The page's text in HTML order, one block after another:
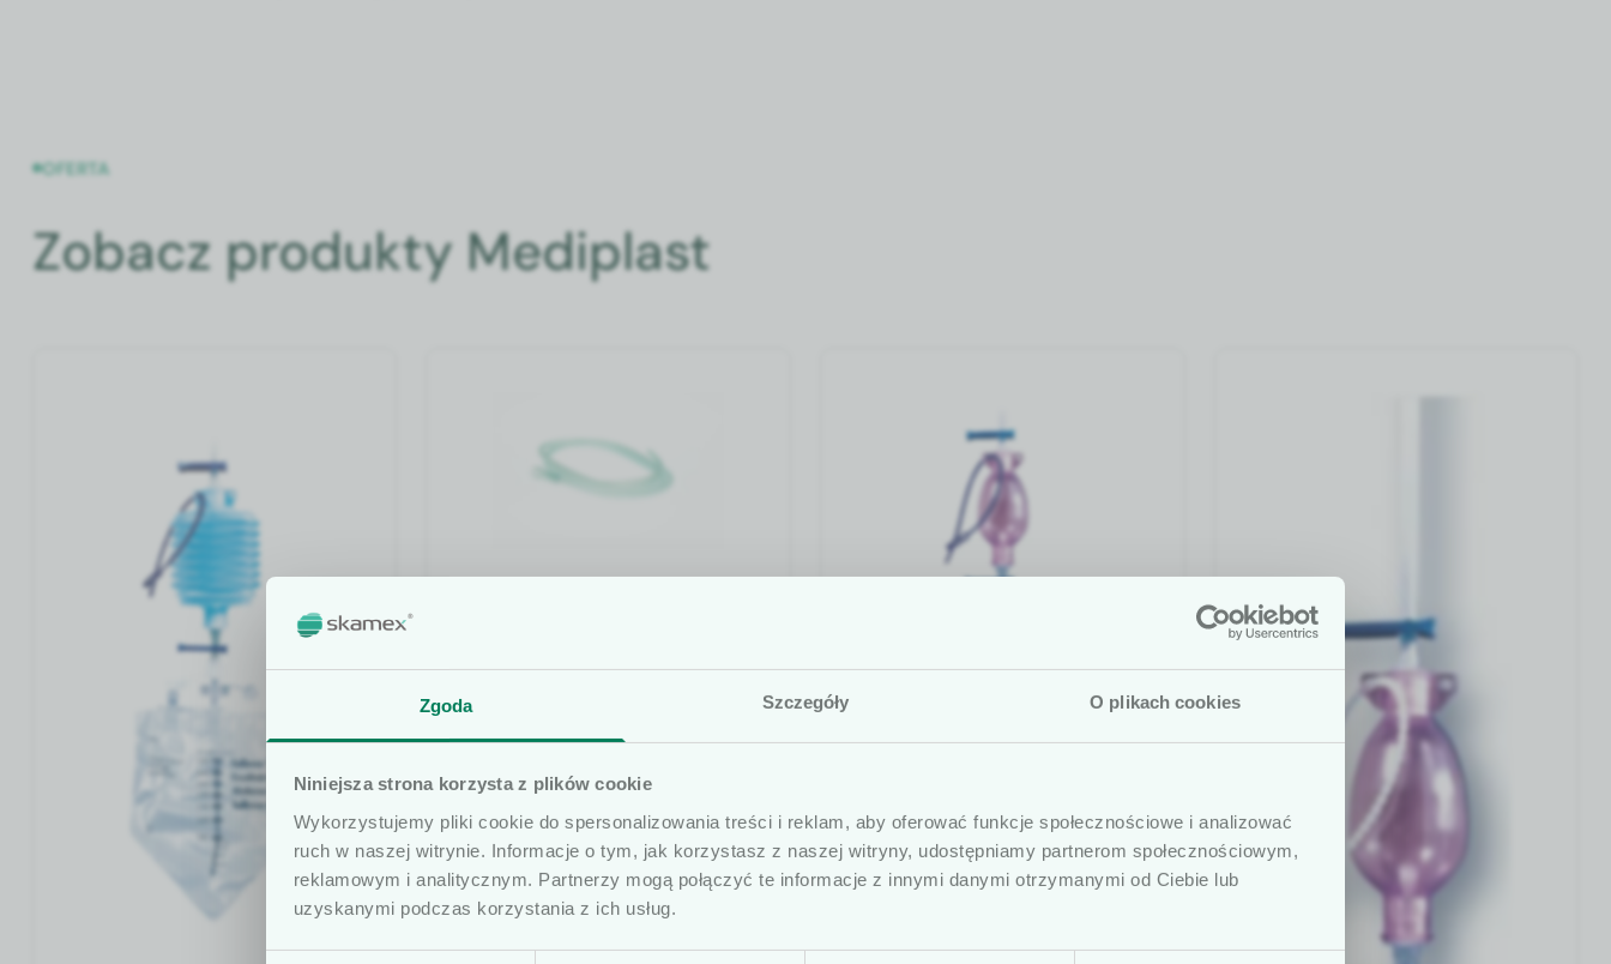
Zgoda Szczegóły O plikach cookies
Niniejsza strona korzysta z plików cookie
Wykorzystujemy pliki cookie do spersonalizowania treści i reklam, aby oferować funkcje społecznościowe i analizować
ruch w naszej witrynie. Informacje o tym, jak korzystasz z naszej witryny, udostępniamy partnerom społecznościowym,
reklamowym i analitycznym. Partnerzy mogą połączyć te informacje z innymi danymi otrzymanymi od Ciebie lub
uzyskanymi podczas korzystania z ich usług.
OFERTA
Zobacz produkty Mediplast
niezbędnym elementem podczas
odprowadzania wydzieliny z miejsca
operowanego, aby zapewnić jak
najlepszą widoczność chirurgowi.
Szanowni użytkownicy
wyłącznie dla osób profesjonalnie związanych z dziedziną wyrobów medycznych. W
szczególności, kierujemy ofertę do osób wykonujących zawód medyczny, prowadzących
obrót wyrobami medycznymi oraz ich pracowników i współpracowników. Podkreślamy,
że treści zamieszczone na naszej stronie nie stanowią porad medycznych ani zaleceń